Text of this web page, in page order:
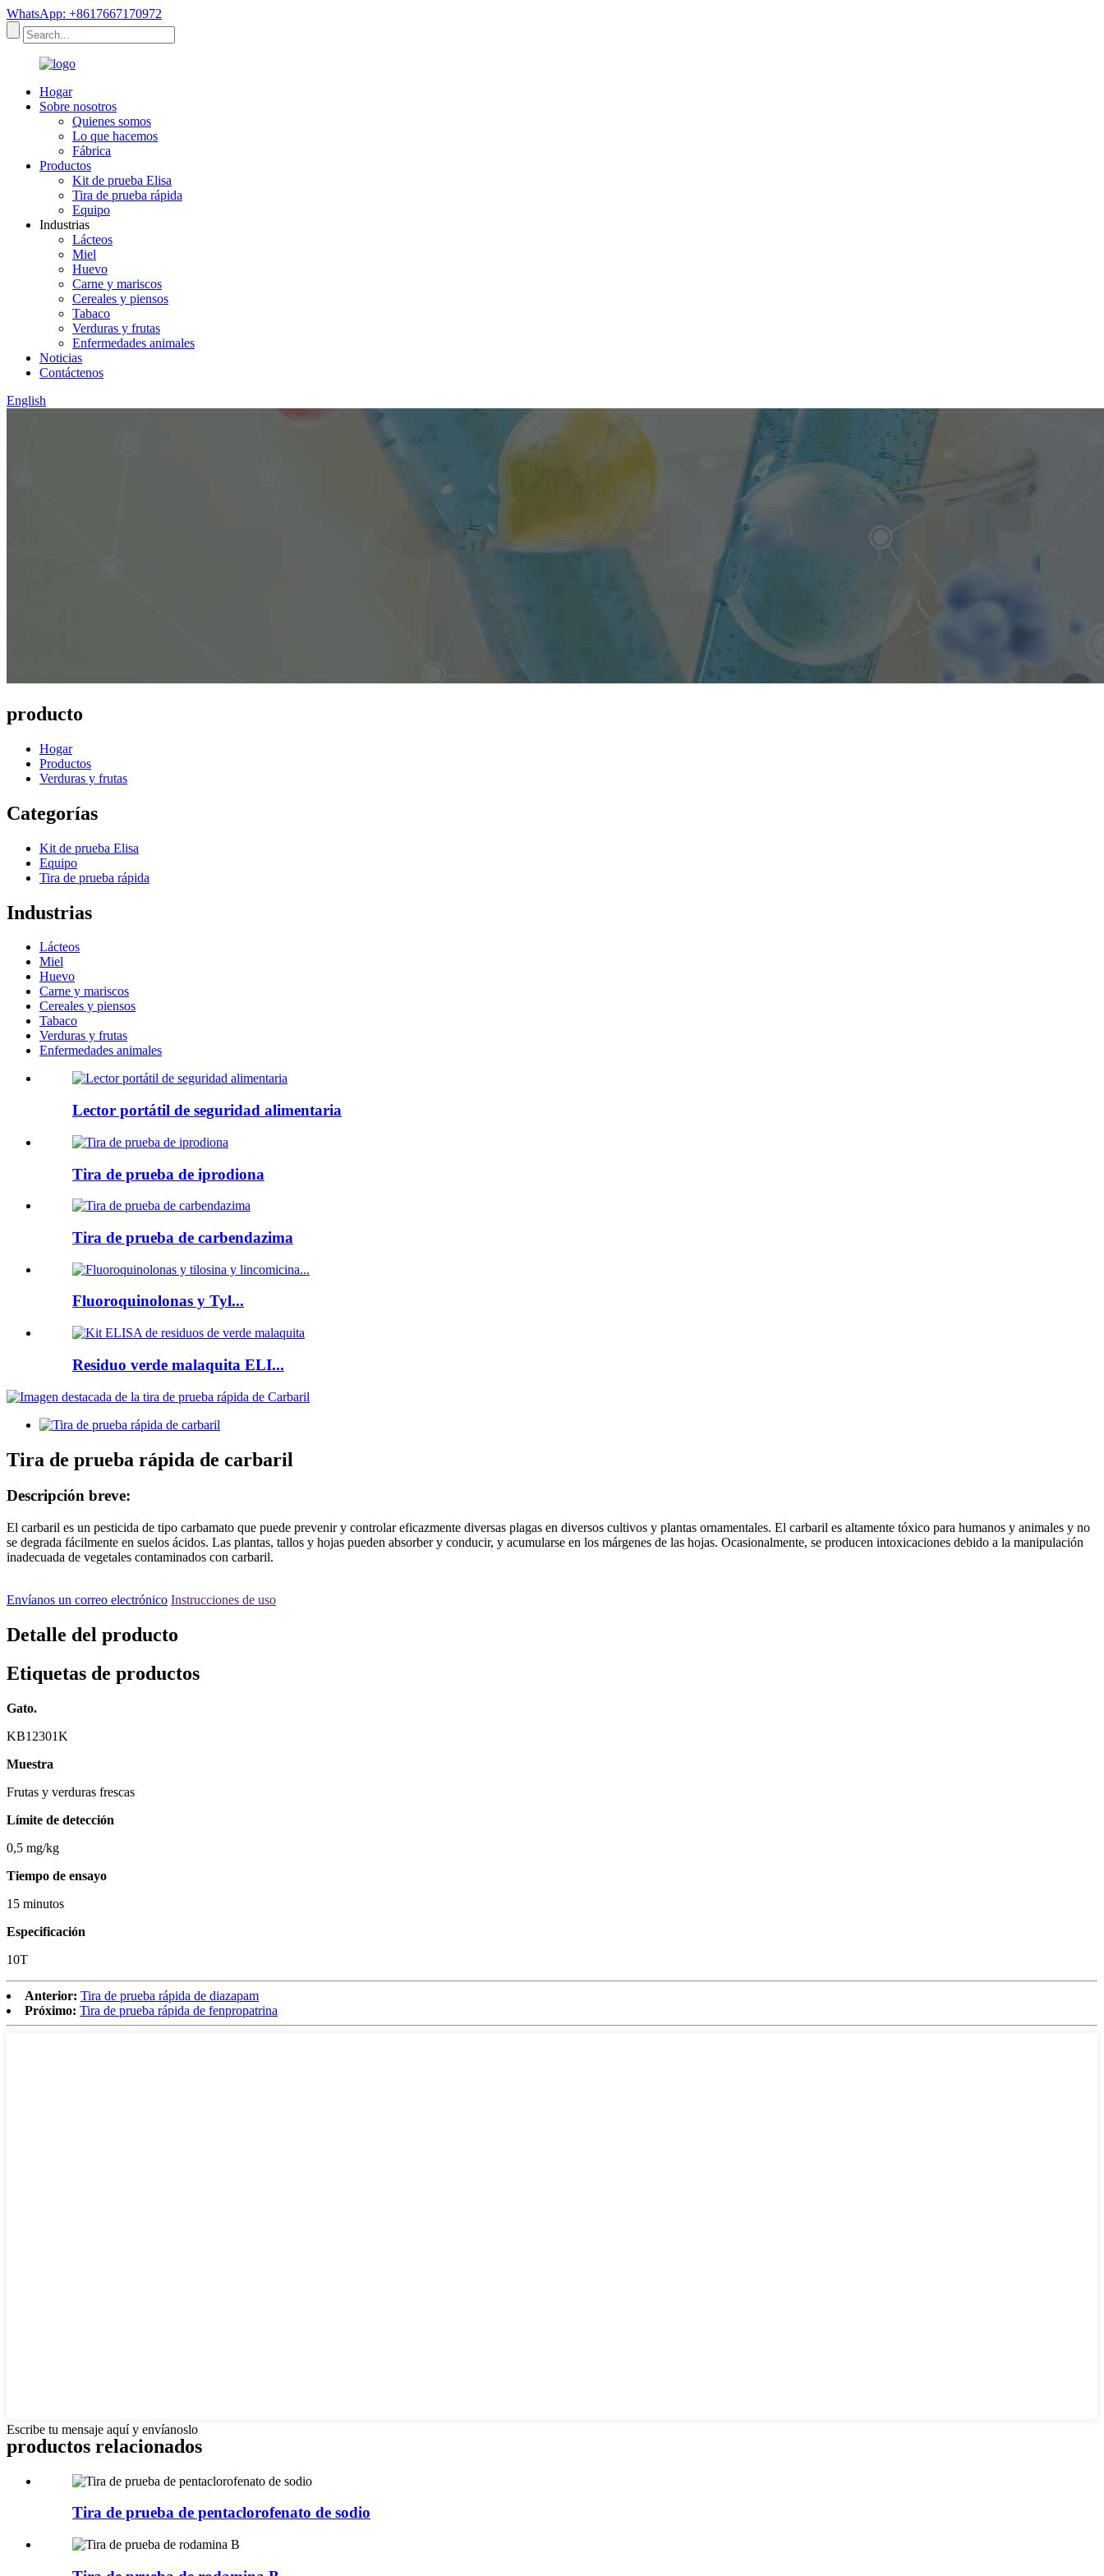
WhatsApp: +8617667170972
Hogar
Sobre nosotros
Quienes somos
Lo que hacemos
Fábrica
Productos
Kit de prueba Elisa
Tira de prueba rápida
Equipo
Industrias
Lácteos
Miel
Huevo
Carne y mariscos
Cereales y piensos
Tabaco
Verduras y frutas
Enfermedades animales
Noticias
Contáctenos
English
producto
Hogar
Productos
Verduras y frutas
Categorías
Kit de prueba Elisa
Equipo
Tira de prueba rápida
Industrias
Lácteos
Miel
Huevo
Carne y mariscos
Cereales y piensos
Tabaco
Verduras y frutas
Enfermedades animales
Lector portátil de seguridad alimentaria
Tira de prueba de iprodiona
Tira de prueba de carbendazima
Fluoroquinolonas y Tyl...
Residuo verde malaquita ELI...
Tira de prueba rápida de carbaril
Descripción breve:
El carbaril es un pesticida de tipo carbamato que puede prevenir y controlar eficazmente diversas plagas en diversos cultivos y plantas ornamentales. El carbaril es altamente tóxico para humanos y animales y no
se degrada fácilmente en suelos ácidos. Las plantas, tallos y hojas pueden absorber y conducir, y acumularse en los márgenes de las hojas. Ocasionalmente, se producen intoxicaciones debido a la manipulación
inadecuada de vegetales contaminados con carbaril.
Envíanos un correo electrónico Instrucciones de uso
Detalle del producto
Etiquetas de productos
Gato.
KB12301K
Muestra
Frutas y verduras frescas
Límite de detección
0,5 mg/kg
Tiempo de ensayo
15 minutos
Especificación
10T
Anterior: Tira de prueba rápida de diazapam
Próximo: Tira de prueba rápida de fenpropatrina
Escribe tu mensaje aquí y envíanoslo
productos relacionados
Tira de prueba de pentaclorofenato de sodio